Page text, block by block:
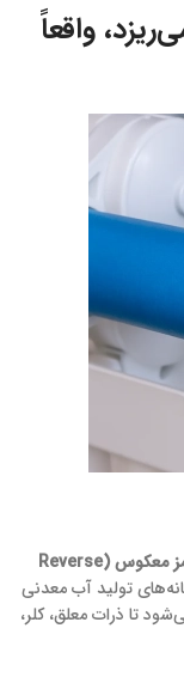
واقعاً
اسمز معکوس (Reverse
تولید آب‌ معدنی
تا ذرات معلق، کلر،